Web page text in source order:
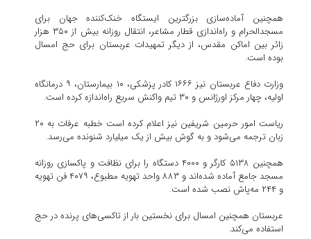
همچنین آماده‌سازی بزرگترین ایستگاه خنک‌کننده جهان برای
مسجدالحرام و راه‌اندازی قطار مشاعر، انتقال روزانه بیش از ۳۵۰ هزار
زائر بین اماکن مقدس، از دیگر تمهیدات عربستان برای حج امسال
بوده است.
وزارت دفاع عربستان نیز ۱۶۶۶ کادر پزشکی، ۱۰ بیمارستان، ۹ درمانگاه
اولیه، چهار مرکز اورژانس و ۳۰ تیم واکنش سریع راه‌اندازه کرده است.
ریاست امور حرمین شریفین نیز اعلام کرده است خطبه عرفات به ۲۰
زبان ترجمه می‌شود و به گوش بیش از یک میلیارد شنونده می‌رسد.
همچنین ۵۱۳۸ کارگر و ۴۰۰۰ دستگاه را برای نظافت و پاکسازی روزانه
مسجد جامع آماده شده‌اند و ۸۸۳ واحد تهویه مطبوع، ۴۰۷۹ فن تهویه
و ۲۴۴ مه‌پاش نصب شده است.
عربستان همچنین امسال برای نخستین بار از تاکسی‌های پرنده در حج
استفاده می‌کند.